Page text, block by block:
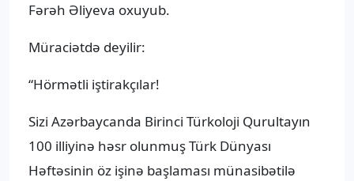
Fərəh Əliyeva oxuyub.
Müraciətdə deyilir:
“Hörmətli iştirakçılar!
Sizi Azərbaycanda Birinci Türkoloji Qurultayın
100 illiyinə həsr olunmuş Türk Dünyası
Həftəsinin öz işinə başlaması münasibətilə